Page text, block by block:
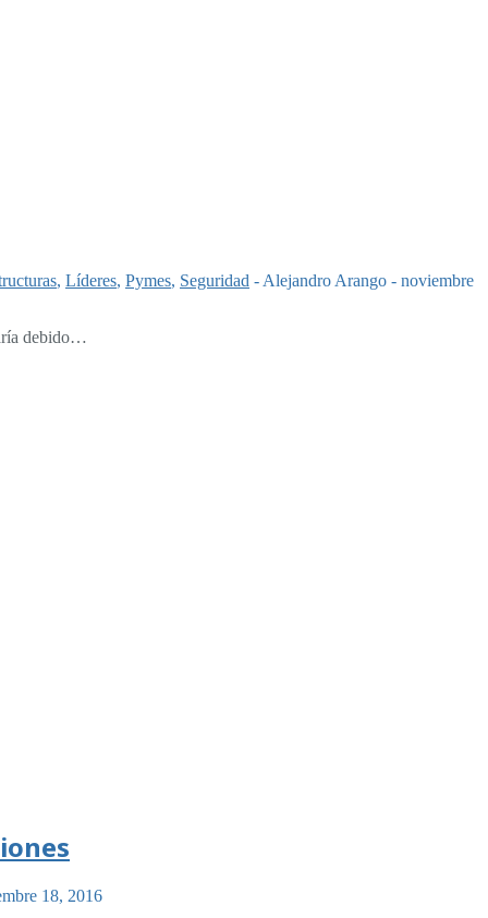
, Líderes, Pymes, Seguridad - Alejandro Arango - noviembre
debido…
18, 2016